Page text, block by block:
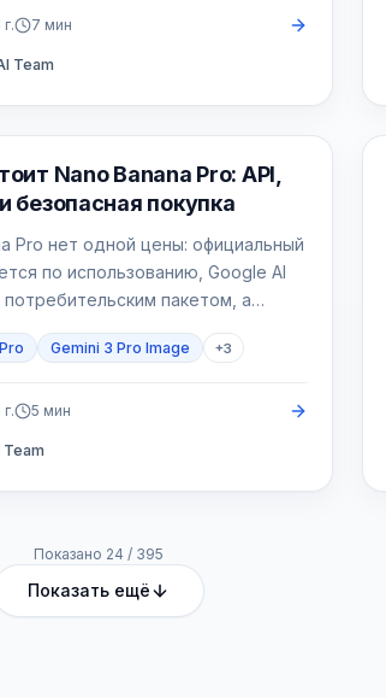
7 мин
Team
ИИ
Nano Banana Pro: API,
безопасная покупка
Pro нет одной цены: официальный
по использованию, Google AI
потребительским пакетом, а
Gemini 3 Pro Image +3
5 мин
Team
Показано 24 / 395
Показать ещё